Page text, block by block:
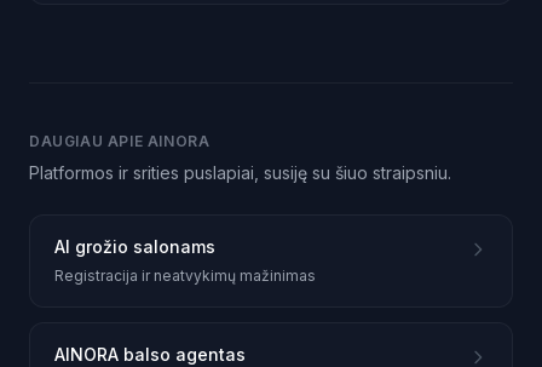
DAUGIAU APIE AINORA
Platformos ir srities puslapiai, susiję su šiuo straipsniu.
AI grožio salonams
Registracija ir neatvykimų mažinimas
AINORA balso agentas